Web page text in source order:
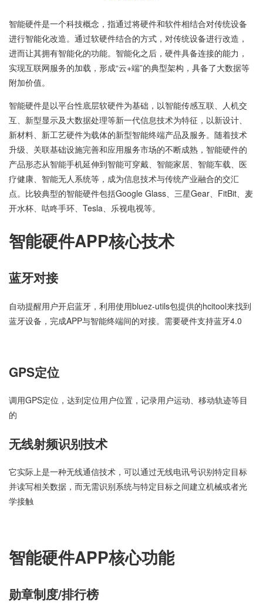
智能硬件是一个科技概念，指通过将硬件和软件相结合对传统设备
进行智能化改造。通过软硬件结合的方式，对传统设备进行改造，
进而让其拥有智能化的功能。智能化之后，硬件具备连接的能力，
实现互联网服务的加载，形成“云+端”的典型架构，具备了大数据等
附加价值。
智能硬件是以平台性底层软硬件为基础，以智能传感互联、人机交
互、新型显示及大数据处理等新一代信息技术为特征，以新设计、
新材料、新工艺硬件为载体的新型智能终端产品及服务。随着技术
升级、关联基础设施完善和应用服务市场的不断成熟，智能硬件的
产品形态从智能手机延伸到智能可穿戴、智能家居、智能车载、医
疗健康、智能无人系统等，成为信息技术与传统产业融合的交汇
点。比较典型的智能硬件包括Google Glass、三星Gear、FitBit、麦
开水杯、咕咚手环、Tesla、乐视电视等。
智能硬件APP核心技术
蓝牙对接
自动提醒用户开启蓝牙，利用使用bluez-utils包提供的hcitool来找到
蓝牙设备，完成APP与智能终端间的对接。需要硬件支持蓝牙4.0
GPS定位
调用GPS定位，达到定位用户位置，记录用户运动、移动轨迹等目
的
无线射频识别技术
它实际上是一种无线通信技术，可以通过无线电讯号识别特定目标
并读写相关数据，而无需识别系统与特定目标之间建立机械或者光
学接触
智能硬件APP核心功能
勋章制度/排行榜